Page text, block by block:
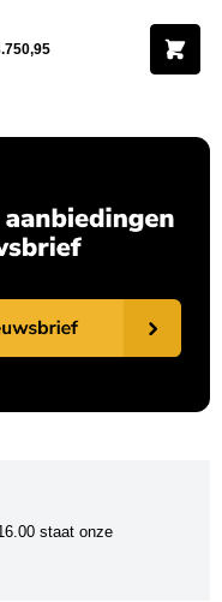
staat onze